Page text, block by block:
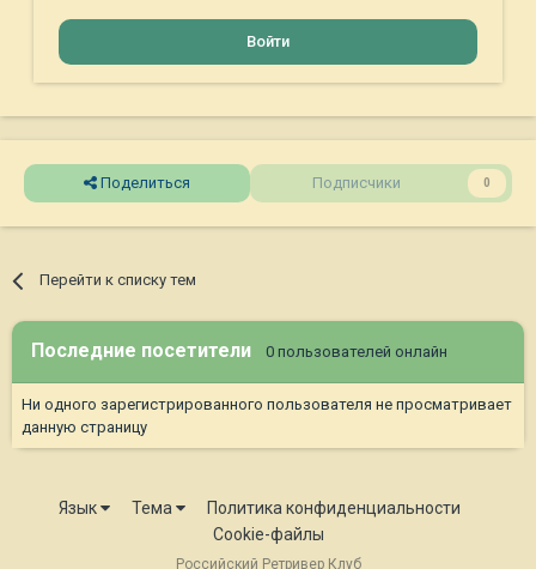
Войти
Поделиться Подписчики 0
Перейти к списку тем
Последние посетители 0 пользователей онлайн
Ни одного зарегистрированного пользователя не просматривает
данную страницу
Язык Тема
Политика конфиденциальности
Cookie-файлы
Российский Ретривер Клуб